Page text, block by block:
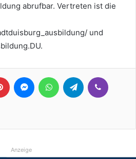
abrufbar. Vertreten ist die
und
Pinterest MessengerWhatsAppTelegram
Anzeige